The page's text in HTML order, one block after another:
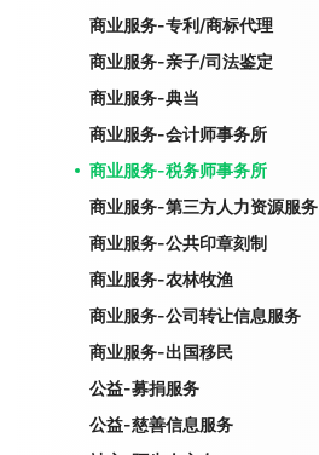
商业服务-专利/商标代理
商业服务-亲子/司法鉴定
商业服务-典当
商业服务-会计师事务所
商业服务-税务师事务所
商业服务-第三方人力资源服务
商业服务-公共印章刻制
商业服务-农林牧渔
商业服务-公司转让信息服务
商业服务-出国移民
公益-募捐服务
公益-慈善信息服务